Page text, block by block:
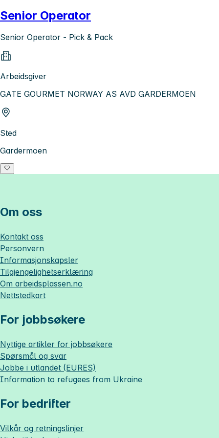
Senior Operator
Senior Operator - Pick & Pack
Arbeidsgiver
GATE GOURMET NORWAY AS AVD GARDERMOEN
Sted
Gardermoen
Om oss
Kontakt oss
Personvern
Informasjonskapsler
Tilgjengelighetserklæring
Om arbeidsplassen.no
Nettstedkart
For jobbsøkere
Nyttige artikler for jobbsøkere
Spørsmål og svar
Jobbe i utlandet (EURES)
Information to refugees from Ukraine
For bedrifter
Vilkår og retningslinjer